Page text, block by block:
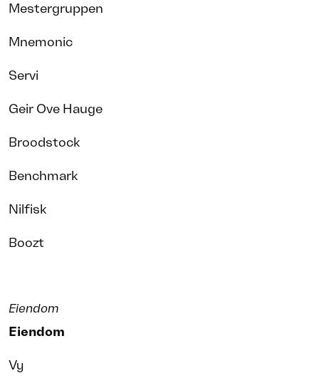
Mestergruppen
Mnemonic
Servi
Geir Ove Hauge
Broodstock
Benchmark
Nilfisk
Boozt
Eiendom
Eiendom
Vy